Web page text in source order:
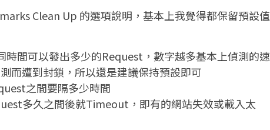
Clean Up 的選項說明，基本上我覺得都保留預設值
時間可以發出多少的Request，數字越多基本上偵測的速
而遭到封鎖，所以還是建議保持預設即可
之間要隔多少時間
多久之間後就Timeout，即有的網站失效或載入太